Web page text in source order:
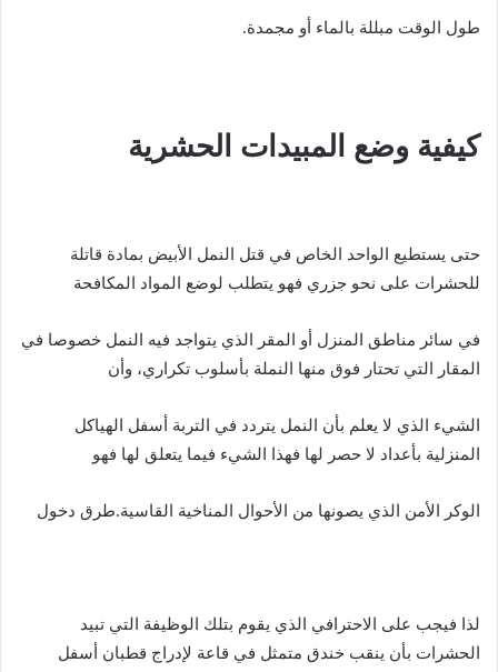
طول الوقت مبللة بالماء أو مجمدة.
كيفية وضع المبيدات الحشرية
حتى يستطيع الواحد الخاص في قتل النمل الأبيض بمادة قاتلة
للحشرات على نحو جزري فهو يتطلب لوضع المواد المكافحة
في سائر مناطق المنزل أو المقر الذي يتواجد فيه النمل خصوصا في
المقار التي تحتار فوق منها النملة بأسلوب تكراري، وأن
الشيء الذي لا يعلم بأن النمل يتردد في التربة أسفل الهياكل
المنزلية بأعداد لا حصر لها فهذا الشيء فيما يتعلق لها فهو
الوكر الأمن الذي يصونها من الأحوال المناخية القاسية.طرق دخول
لذا فيجب على الاحترافي الذي يقوم بتلك الوظيفة التي تبيد
الحشرات بأن ينقب خندق متمثل في قاعة لإدراج قطبان أسفل